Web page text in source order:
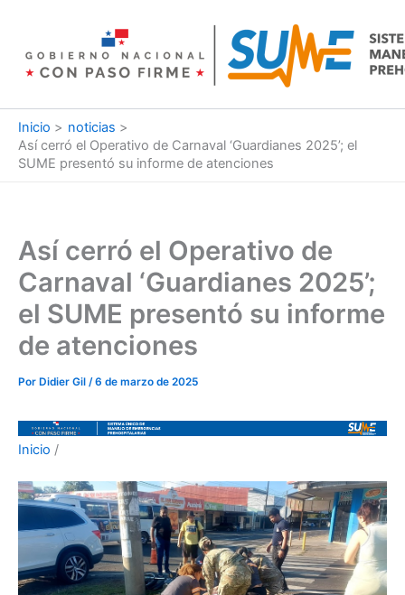
contenido
Inicio
noticias
Así cerró el Operativo de Carnaval ‘Guardianes 2025’; el
SUME presentó su informe de atenciones
Así cerró el Operativo de
Carnaval ‘Guardianes 2025’;
el SUME presentó su informe
de atenciones
Por Didier Gil /6 de marzo de 2025
Inicio /